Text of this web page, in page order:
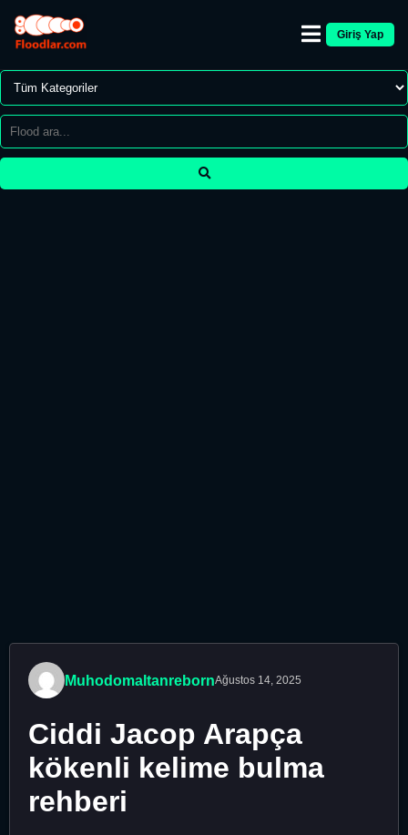
Giriş Yap
MuhodomaltanrebornAğustos 14, 2025
Ciddi Jacop Arapça
kökenli kelime bulma
rehberi